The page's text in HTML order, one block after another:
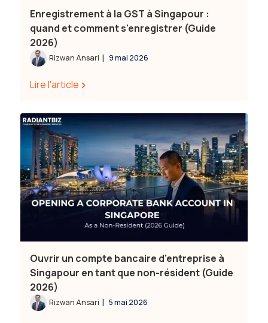
Enregistrement à la GST à Singapour :
quand et comment s'enregistrer (Guide
2026)
Rizwan Ansari | 9 mai 2026
Lire l'article
Ouvrir un compte bancaire d'entreprise à
Singapour en tant que non-résident (Guide
2026)
Rizwan Ansari | 5 mai 2026